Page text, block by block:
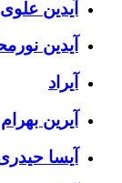
آیدین علوی
آیدین
آیراد
آیرین بهرام
آیسا